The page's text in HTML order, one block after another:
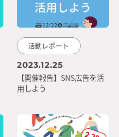
活動レポート
2023.12.25
【開催報告】SNS広告を活
用しよう